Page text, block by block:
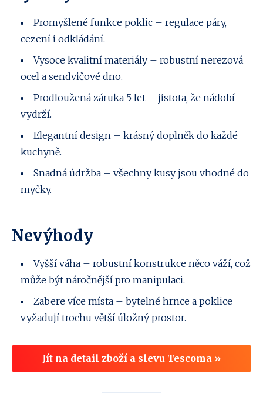
Promyšlené funkce poklic – regulace páry,
cezení i odkládání.
Vysoce kvalitní materiály – robustní nerezová
ocel a sendvičové dno.
Prodloužená záruka 5 let – jistota, že nádobí
vydrží.
Elegantní design – krásný doplněk do každé
kuchyně.
Snadná údržba – všechny kusy jsou vhodné do
myčky.
Nevýhody
Vyšší váha – robustní konstrukce něco váží, což
může být náročnější pro manipulaci.
Zabere více místa – bytelné hrnce a poklice
vyžadují trochu větší úložný prostor.
Jít na detail zboží a slevu Tescoma »